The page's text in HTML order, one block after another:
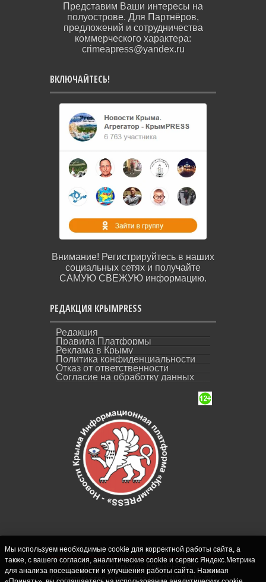
Представим Ваши интересы на
полуострове. Для Партнёров,
предложений и сотрудничества
коммерческого характера:
crimeapress@yandex.ru
ВКЛЮЧАЙТЕСЬ!
Внимание! Регистрируйтесь в наших
социальных сетях и получайте
САМУЮ СВЕЖУЮ информацию.
РЕДАКЦИЯ КРЫМPRESS
Редакция
Правила Платформы
Реклама в Крыму
Политика конфиденциальности
Отказ от ответственности
Согласие на обработку данных
СИ "Новости Крыма - КрымPRESS".
Свидетельство о регистрации СМИ ЭЛ № ФС
Мы используем необходимые cookie для корректной работы сайта, а
также, с вашего согласия, аналитические cookie и сервис Яндекс.Метрика
для анализа посещаемости и улучшения работы сайта. Нажимая